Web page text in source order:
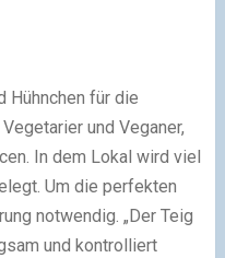
Hühnchen für die
und Veganer,
In dem Lokal wird viel
Um die perfekten
notwendig. „Der Teig
und kontrolliert